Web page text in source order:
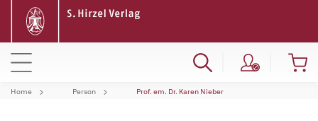
Home Person Prof. em. Dr. Karen Nieber